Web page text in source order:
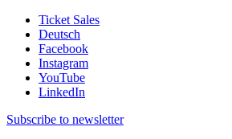
Ticket Sales
Deutsch
Facebook
Instagram
YouTube
LinkedIn
Subscribe to newsletter